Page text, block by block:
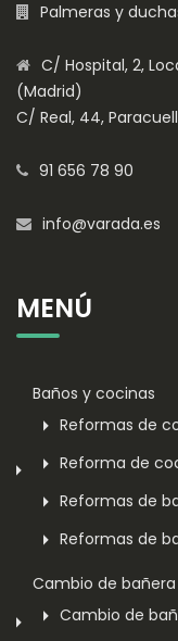
Palmeras y
C/ Hospital, 2,
(Madrid)
C/ Real, 44,
91 656 78 90
info@varada.es
MENÚ
Baños y cocinas
Reformas de
Reforma de
Reformas de
Reformas de
Cambio de bañera
Cambio de